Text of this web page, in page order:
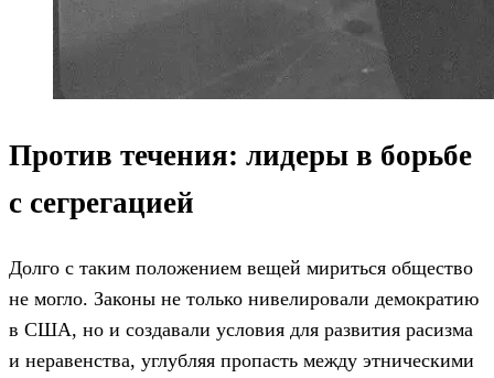
Против течения: лидеры в борьбе
с сегрегацией
Долго с таким положением вещей мириться общество
не могло. Законы не только нивелировали демократию
в США, но и создавали условия для развития расизма
и неравенства, углубляя пропасть между этническими